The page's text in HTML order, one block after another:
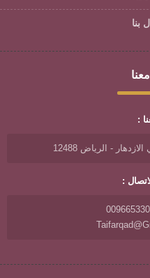
بنا
:
- الرياض 12488
: